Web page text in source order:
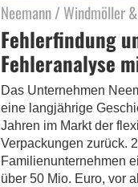
Neemann / Windmöller
Fehlerfindung
Fehleranalyse
Das Unternehmen
eine langjährige
Jahren im Markt der
Verpackungen zurück.
Familienunternehmen
über 50 Mio. Euro, vor